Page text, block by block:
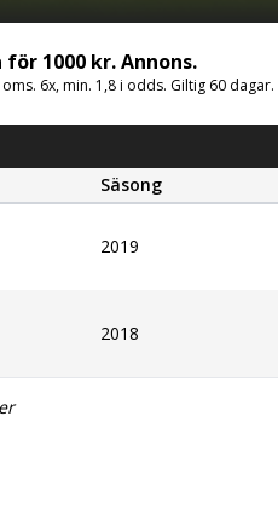
1000 kr. Annons.
6x, min. 1,8 i odds. Giltig 60 dagar.
Säsong
2019
2018